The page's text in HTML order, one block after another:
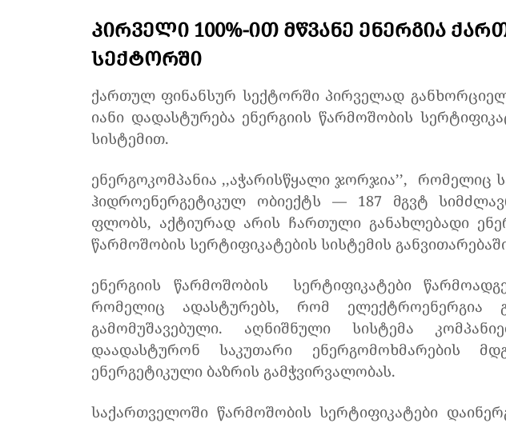
ᲞᲘᲠᲕᲔᲚᲘ 100%-ᲘᲗ ᲛᲬᲕᲐᲜᲔ ᲔᲜᲔᲠᲒᲘᲐ
ᲡᲔᲥᲢᲝᲠᲨᲘ
ქართულ ფინანსურ სექტორში პირველად
იანი დადასტურება ენერგიის წარმოშობის
სისტემით.
ენერგოკომპანია ,,აჭარისწყალი ჯორჯია’’, რომელიც
ჰიდროენერგეტიკულ ობიექტს — 187 მგვტ
ფლობს, აქტიურად არის ჩართული განახლებადი
წარმოშობის სერტიფიკატების სისტემის
ენერგიის წარმოშობის სერტიფიკატები
რომელიც ადასტურებს, რომ ელექტროენერგია
გამომუშავებული. აღნიშნული სისტემა
დაადასტურონ საკუთარი ენერგომოხმარების
ენერგეტიკული ბაზრის გამჭვირვალობას.
საქართველოში წარმოშობის სერტიფიკატები